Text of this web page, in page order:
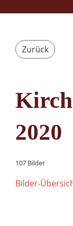
Zurück
2020
107 Bilder
Bilder-